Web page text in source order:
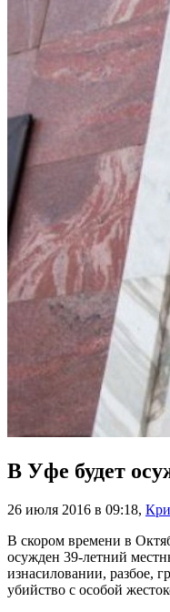
В Уфе будет
26 июля 2016 в 09:18,
В скором времени в
осужден 39-летний
изнасиловании, разбое,
убийство с особой